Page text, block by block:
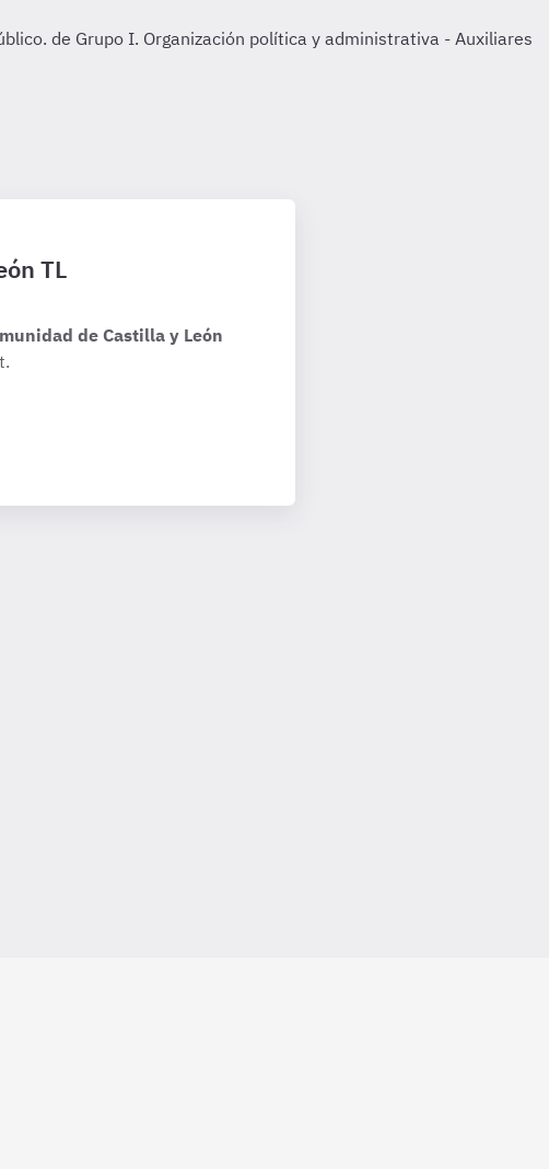
de Grupo I. Organización política y administrativa - Auxiliares
TL
de Castilla y León